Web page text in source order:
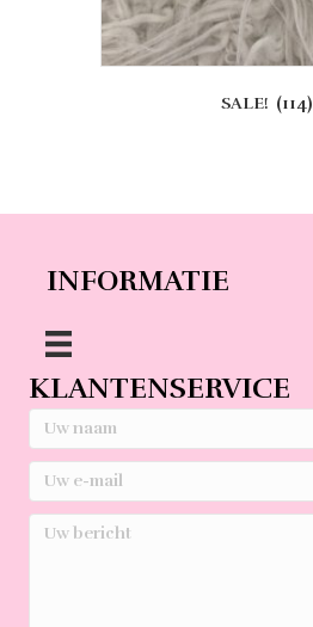
SALE! (114)
INFORMATIE
KLANTENSERVICE